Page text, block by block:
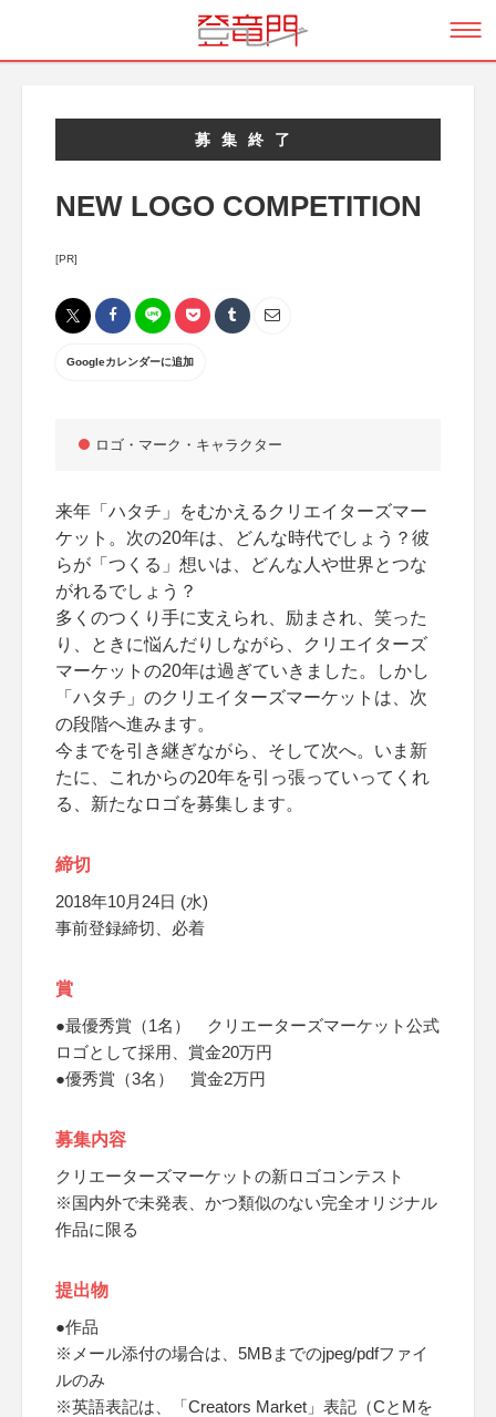
募集終了
NEW LOGO COMPETITION
[PR]
Googleカレンダーに追加
ロゴ・マーク・キャラクター
来年「ハタチ」をむかえるクリエイターズマー
ケット。次の20年は、どんな時代でしょう？彼
らが「つくる」想いは、どんな人や世界とつな
がれるでしょう？
多くのつくり手に支えられ、励まされ、笑った
り、ときに悩んだりしながら、クリエイターズ
マーケットの20年は過ぎていきました。しかし
「ハタチ」のクリエイターズマーケットは、次
の段階へ進みます。
今までを引き継ぎながら、そして次へ。いま新
たに、これからの20年を引っ張っていってくれ
る、新たなロゴを募集します。
締切
2018年10月24日 (水)
事前登録締切、必着
賞
●最優秀賞（1名） クリエーターズマーケット公式
ロゴとして採用、賞金20万円
●優秀賞（3名） 賞金2万円
募集内容
クリエーターズマーケットの新ロゴコンテスト
※国内外で未発表、かつ類似のない完全オリジナル
作品に限る
提出物
●作品
※メール添付の場合は、5MBまでのjpeg/pdfファイ
ルのみ
※英語表記は、「Creators Market」表記（CとMを